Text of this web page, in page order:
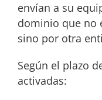
envían a su
dominio que no
sino por otra
Según el plazo
activadas: